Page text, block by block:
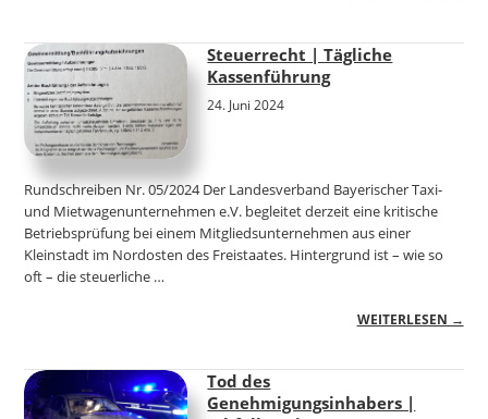
Steuerrecht | Tägliche
Kassenführung
24. Juni 2024
Rundschreiben Nr. 05/2024 Der Landesverband Bayerischer Taxi-
und Mietwagenunternehmen e.V. begleitet derzeit eine kritische
Betriebsprüfung bei einem Mitgliedsunternehmen aus einer
Kleinstadt im Nordosten des Freistaates. Hintergrund ist – wie so
oft – die steuerliche …
WEITERLESEN →
Tod des
Genehmigungsinhabers |